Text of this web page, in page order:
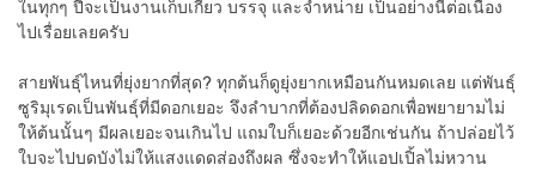
ในทุกๆ ปีจะเป็นงานเก็บเกี่ยว บรรจุ และจำหน่าย เป็นอย่างนี้ต่อเนื่อง
ไปเรื่อยเลยครับ
สายพันธุ์ไหนที่ยุ่งยากที่สุด? ทุกต้นก็ดูยุ่งยากเหมือนกันหมดเลย แต่พันธุ์
ซูริมุเรดเป็นพันธุ์ที่มีดอกเยอะ จึงลำบากที่ต้องปลิดดอกเพื่อพยายามไม่
ให้ต้นนั้นๆ มีผลเยอะจนเกินไป แถมใบก็เยอะด้วยอีกเช่นกัน ถ้าปล่อยไว้
ใบจะไปบดบังไม่ให้แสงแดดส่องถึงผล ซึ่งจะทำให้แอปเปิ้ลไม่หวาน